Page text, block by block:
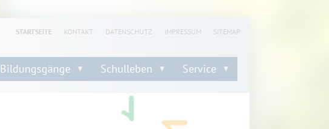
STARTSEITE KONTAKT DATENSCHUTZ IMPRESSUM SITEMAP
Bildungsgänge Schulleben Service